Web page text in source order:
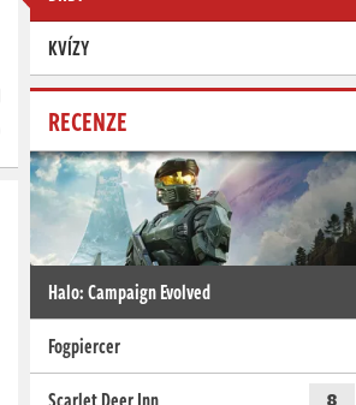
KVÍZY
RECENZE
Halo: Campaign Evolved
Fogpiercer
8